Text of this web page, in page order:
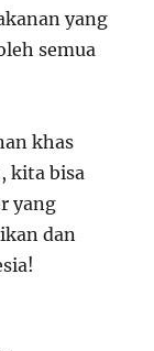
yang
semua
khas
kita bisa
yang
dan